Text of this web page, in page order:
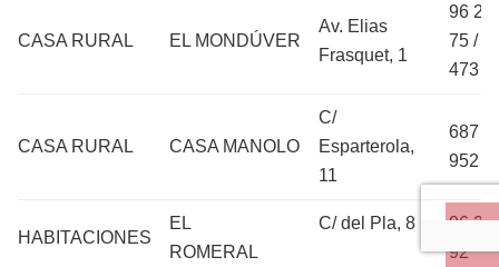
CASA RURAL EL MONDÚVER
Av. Elias
Frasquet, 1
96
75 /
473
CASA RURAL CASA MANOLO
C/
Esparterola,
11
687
952
HABITACIONES
EL
ROMERAL
C/ del Pla, 8
96
92